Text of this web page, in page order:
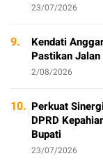
23/07/2026
9.
Kendati
Pastikan
2/08/2026
10. Perkuat
DPRD
Bupati
23/07/2026